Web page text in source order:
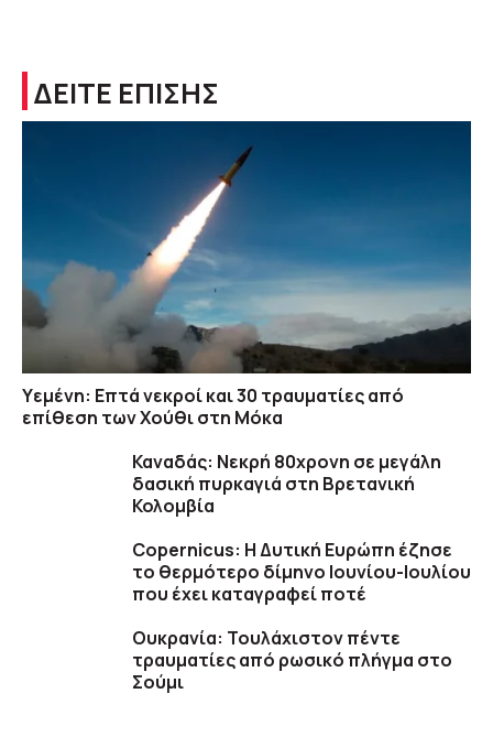
ΔΕΙΤΕ ΕΠΙΣΗΣ
Υεμένη: Επτά νεκροί και 30 τραυματίες από
επίθεση των Χούθι στη Μόκα
Καναδάς: Nεκρή 80χρονη σε μεγάλη
δασική πυρκαγιά στη Βρετανική
Κολομβία
Copernicus: H Δυτική Ευρώπη έζησε
το θερμότερο δίμηνο Ιουνίου-Ιουλίου
που έχει καταγραφεί ποτέ
Ουκρανία: Τουλάχιστον πέντε
τραυματίες από ρωσικό πλήγμα στο
Σούμι